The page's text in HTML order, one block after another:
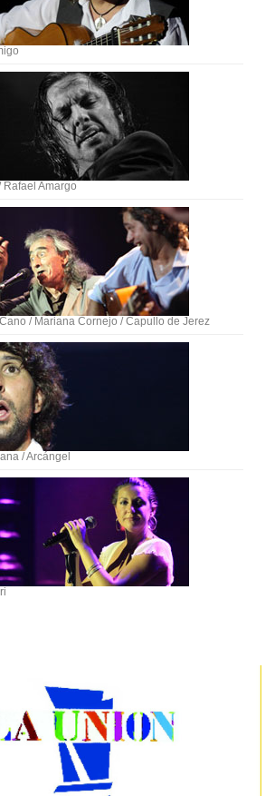
Rafael Amargo
/ Mariana Cornejo / Capullo de Jerez
/ Arcángel